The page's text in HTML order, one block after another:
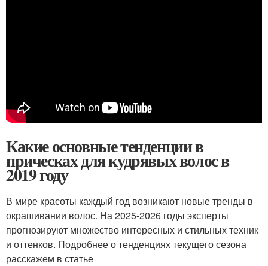
Какие основные тенденции в
прическах для кудрявых волос в
2019 году
В мире красоты каждый год возникают новые тренды в
окрашивании волос. На 2025-2026 годы эксперты
прогнозируют множество интересных и стильных техник
и оттенков. Подробнее о тенденциях текущего сезона
расскажем в статье